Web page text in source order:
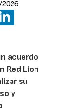
acuerdo
Red Lion
su
y